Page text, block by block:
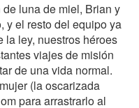
luna de miel, Brian y
y el resto del equipo ya
la ley, nuestros héroes
viajes de misión
de una vida normal.
(la oscarizada
para arrastrarlo al